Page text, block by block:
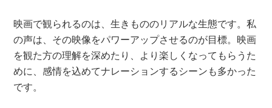
映画で観られるのは、生きもののリアルな生態です。私
の声は、その映像をパワーアップさせるのが目標。映画
を観た方の理解を深めたり、より楽しくなってもらうた
めに、感情を込めてナレーションするシーンも多かった
です。